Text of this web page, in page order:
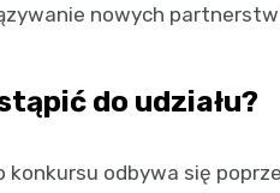
nowych
do udziału?
konkursu odbywa się